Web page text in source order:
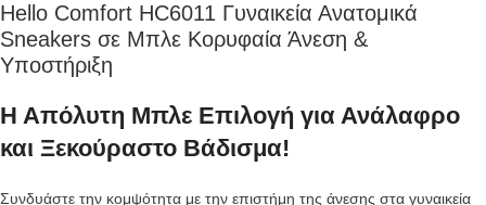
Hello Comfort HC6011 Γυναικεία Ανατομικά
Sneakers σε Μπλε Κορυφαία Άνεση &
Υποστήριξη
Η Απόλυτη Μπλε Επιλογή για Ανάλαφρο
και Ξεκούραστο Βάδισμα!
Συνδυάστε την κομψότητα με την επιστήμη της άνεσης στα γυναικεία